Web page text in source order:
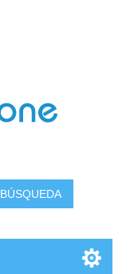
BÚSQUEDA